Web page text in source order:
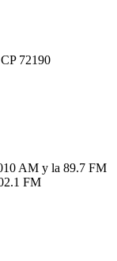
72190
AM y la 89.7 FM
FM